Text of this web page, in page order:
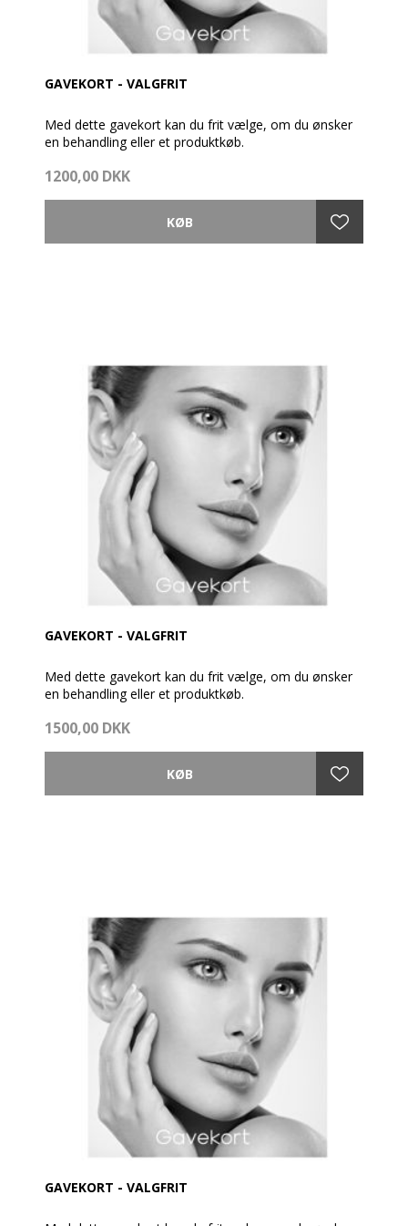
GAVEKORT - VALGFRIT
Med dette gavekort kan du frit vælge, om du ønsker
en behandling eller et produktkøb.
Gavekortet pakkes fint ind med brochure og en
Så vidt muligt afsendes gavekortet samme dag som
bestillingen er modtaget - dog før kl. 14
1200,00 DKK
GAVEKORT - VALGFRIT
Med dette gavekort kan du frit vælge, om du ønsker
en behandling eller et produktkøb.
Gavekortet pakkes fint ind med brochure og en
Så vidt muligt afsendes gavekortet samme dag som
bestillingen er modtaget - dog før kl. 14
1500,00 DKK
GAVEKORT - VALGFRIT